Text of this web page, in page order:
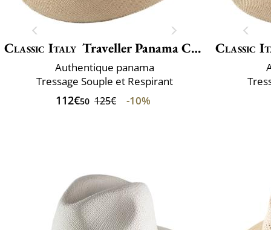
Classic Italy Traveller Panama Crochet
Authentique panama
Tressage Souple et Respirant
112€50 125€ -10%
Classic